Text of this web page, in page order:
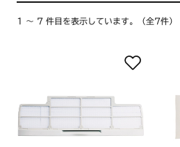
1 ～ 7 件目を表示しています。（全7件）